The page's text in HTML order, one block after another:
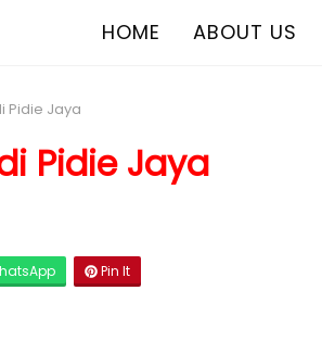
HOME ABOUT US
Pidie Jaya
Pidie Jaya
Pin It